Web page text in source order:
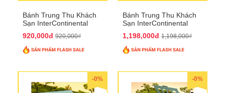
Bánh Trung Thu Khách
Sạn InterContinental
QTTT26
920,000đ 920,000₫
Bánh Trung Thu Khách
Sạn InterContinental
QTTT27
1,198,000đ 1,198,000₫
-0% -0%